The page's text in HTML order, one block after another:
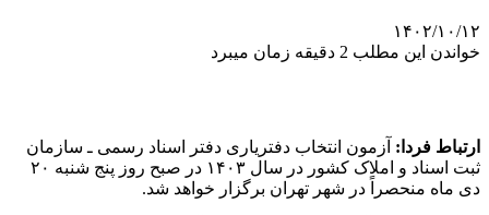
۱۴۰۲/۱۰/۱۲
خواندن این مطلب 2 دقیقه زمان میبرد
ارتباط فردا: آزمون انتخاب دفتریاری دفتر اسناد رسمی ـ سازمان
ثبت اسناد و املاک کشور در سال ۱۴۰۳ در صبح روز پنج شنبه ۲۰
دی ماه منحصراً در شهر تهران برگزار خواهد شد.